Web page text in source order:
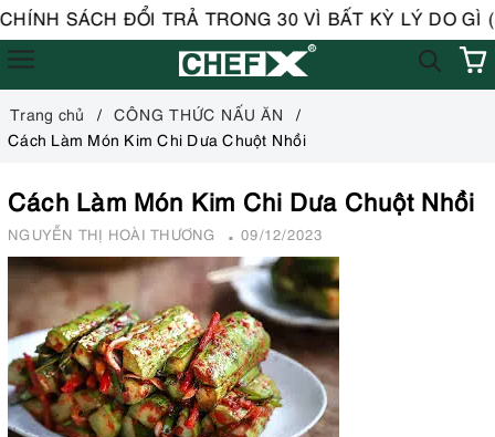
SÁCH ĐỔI TRẢ TRONG 30 VÌ BẤT KỲ LÝ DO GÌ
Trang chủ
CÔNG THỨC NẤU ĂN
Cách Làm Món Kim Chi Dưa Chuột Nhồi
Cách Làm Món Kim Chi Dưa Chuột Nhồi
NGUYỄN THỊ HOÀI THƯƠNG 09/12/2023